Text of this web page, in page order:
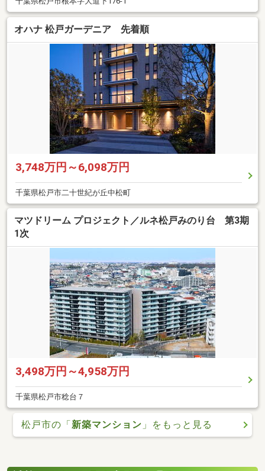
オハナ 松戸ガーデニア 先着順
3,748万円～6,098万円
千葉県松戸市二十世紀が丘中松町
マツドリーム プロジェクト／ルネ松戸みのり台 第3期
1次
3,498万円～4,958万円
千葉県松戸市稔台７
松戸市の「新築マンション 」をもっと見る